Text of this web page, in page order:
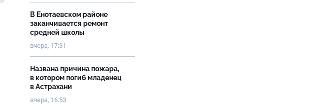
В Енотаевском районе
заканчивается ремонт
средней школы
вчера, 17:31
Названа причина пожара,
в котором погиб младенец
в Астрахани
вчера, 16:53